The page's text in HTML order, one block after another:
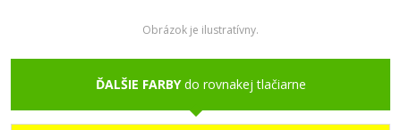
Obrázok je ilustratívny.
ĎALŠIE FARBYdo rovnakej tlačiarne